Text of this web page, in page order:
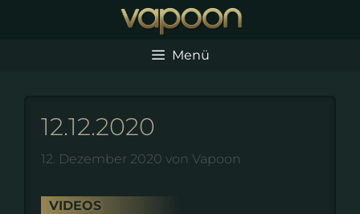
Menü
12.12.2020
12. Dezember 2020 von Vapoon
VIDEOS